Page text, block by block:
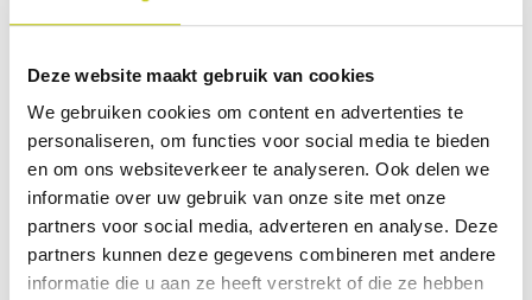
Deze website maakt gebruik van cookies
We gebruiken cookies om content en advertenties te
personaliseren, om functies voor social media te bieden
en om ons websiteverkeer te analyseren. Ook delen we
informatie over uw gebruik van onze site met onze
partners voor social media, adverteren en analyse. Deze
partners kunnen deze gegevens combineren met andere
informatie die u aan ze heeft verstrekt of die ze hebben
maar! Productkenmerken: Opvallend
edition serie Gemaakt van
katoenen voering Makkelijk schoon te
maken
Vergelijk product
Op voorraad
Olang - Grace Snowboot
Deze Olang snowboot is een halfhoog